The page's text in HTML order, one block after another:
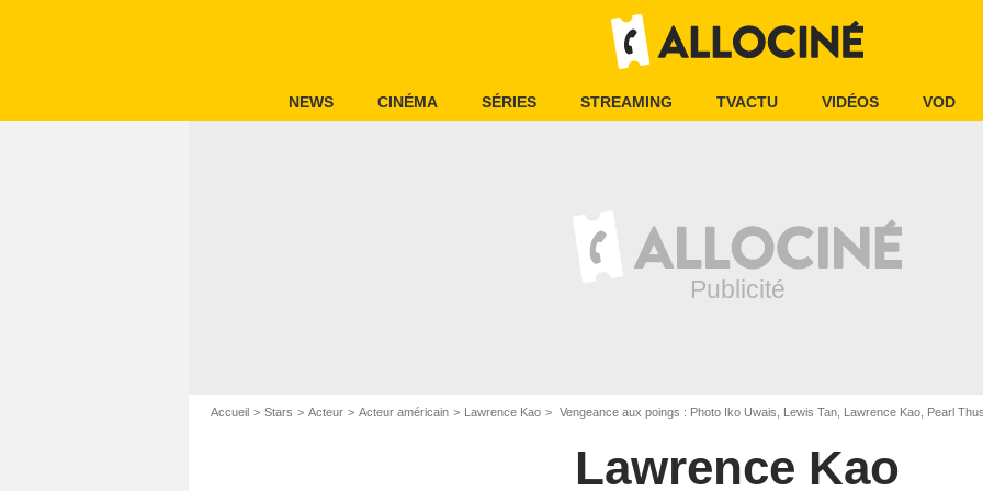
NEWS CINÉMA SÉRIES STREAMING TVACTU VIDÉOS VOD
Accueil Stars Acteur Acteur américain Lawrence Kao Vengeance aux poings : Photo Iko Uwais, Lewis Tan, Lawrence Kao, Pearl
Lawrence Kao